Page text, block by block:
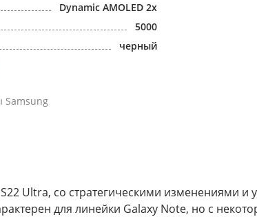
Dynamic AMOLED 2x
5000
черный
Samsung
Ultra, со стратегическими изменениями
для линейки Galaxy Note, но с